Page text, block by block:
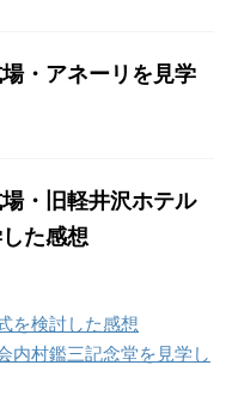
・アネーリを見学
・旧軽井沢ホテル
た感想
を検討した感想
内村鑑三記念堂を見学し